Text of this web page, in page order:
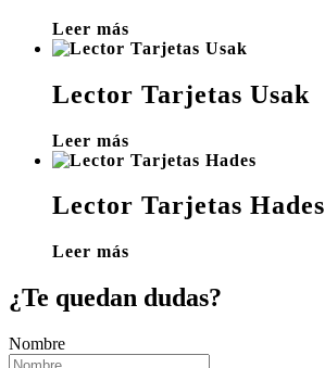
Leer más
Lector Tarjetas Usak
Leer más
Lector Tarjetas Hades
Leer más
¿Te quedan dudas?
Nombre